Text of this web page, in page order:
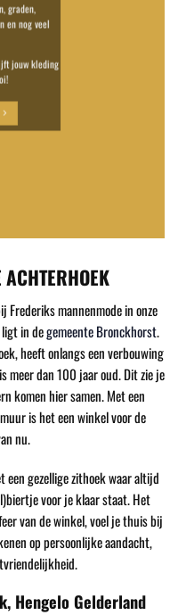
graden,
en nog veel
jouw kleding
Frederiks mannenmode in onze
in degemeente Bronckhorst.
heeft onlangs een verbouwing
meer dan 100 jaar oud. Dit zie je
komen hier samen. Met een
is het een winkel voor de
nu.
gezellige zithoek waar altijd
voor je klaar staat. Het
van de winkel, voel je thuis bij
op persoonlijke aandacht,
Hengelo Gelderland